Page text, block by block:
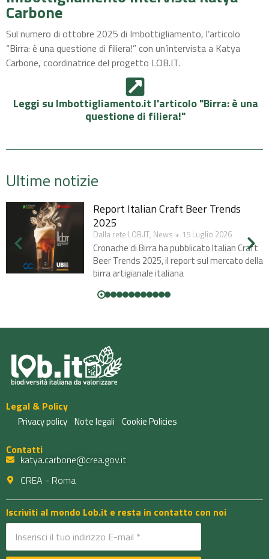
Carbone
Sul numero di ottobre 2025 di Imbottigliamento, l’articolo
“Birra: è una questione di filiera!” con un’intervista a Katya
Carbone, coordinatrice del progetto LOB.IT.
Leggi su Imbottigliamento.it l'articolo "Birra: è una
questione di filiera!"​
Ultime notizie
Report Italian Craft Beer Trends
2025​
Dalla rete LOB.IT, News 15 Luglio 2026
Cronache di Birra ha pubblicato Italian Craft
Beer Trends 2025, il report sul mercato della
birra artigianale italiana
Legal & Policy
Privacy policy Note legali Cookie Policies
Contatti
katya.carbone@crea.gov.it
CREA - Roma
Iscriviti al mondo Lob.it e resta in contatto con noi